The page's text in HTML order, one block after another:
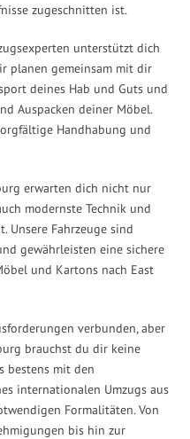
zugeschnitten ist.
unterstützt dich
planen gemeinsam mit dir
deines Hab und Guts und
Auspacken deiner Möbel.
Handhabung und
erwarten dich nicht nur
modernste Technik und
Unsere Fahrzeuge sind
gewährleisten eine sichere
und Kartons nach East
verbunden, aber
brauchst du dir keine
bestens mit den
internationalen Umzugs aus
Formalitäten. Von
bis hin zur